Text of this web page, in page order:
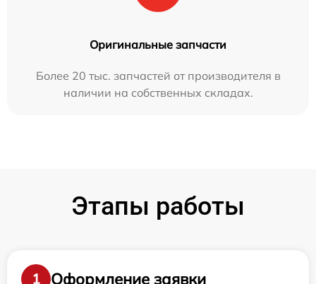
Оригинальные запчасти
Более 20 тыс. запчастей от производителя в
наличии на собственных складах.
Этапы работы
1
Оформление заявки